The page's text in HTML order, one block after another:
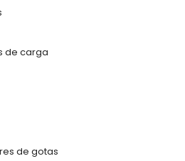
de carga
de gotas